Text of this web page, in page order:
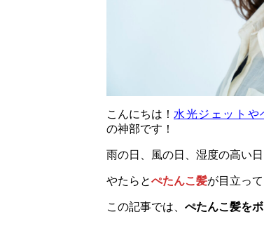
こんにちは！ 水光ジェット
の神部です！
雨の日、風の日、湿度の高い
やたらとぺたんこ髪が目立っ
この記事では、 ぺたんこ髪を